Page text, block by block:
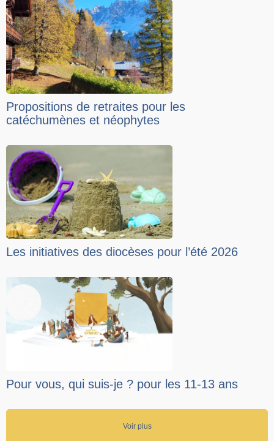
Propositions de retraites pour les
catéchumènes et néophytes
Les initiatives des diocèses pour l’été 2026
Pour vous, qui suis-je ? pour les 11-13 ans
Voir plus